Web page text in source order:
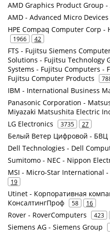
AMD Graphics Product Group -
AMD - Advanced Micro Devices
HPE Compaq Computer Corp -
1966 42
FTS - Fujitsu Siemens
Solutions - Fujitsu Technology
Systems - Fujitsu Computers -
Fujitsu Computer Products
IBM - International Business
Panasonic Corporation -
Miyazaki Matsushita Electric
LG Electronics 3735 27
Белый Ветер Цифровой - БВЦ
Dell Technologies - Dell
Sumitomo - NEC - Nippon
MSI - Micro-Star International
19
Utinet - Корпоративная
КонсалтингПроф
58 16
Rover - RoverComputers 423
Siemens AG - Siemens Group